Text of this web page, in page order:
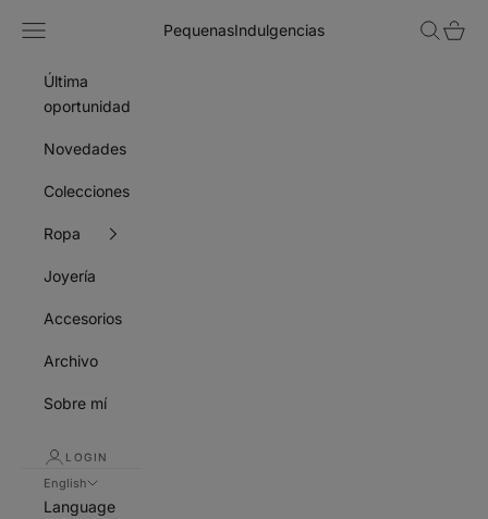
PequenasIndulgencias
Navigation menu Search
Cart
Última
oportunidad
Novedades
Colecciones
Ropa
Joyería
Accesorios
Archivo
Sobre mí
LOGIN
English
Language